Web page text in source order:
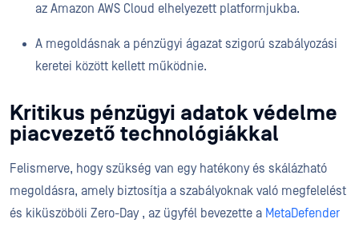
az Amazon AWS Cloud elhelyezett platformjukba.
A megoldásnak a pénzügyi ágazat szigorú szabályozási
keretei között kellett működnie.
Kritikus pénzügyi adatok védelme
piacvezető technológiákkal
Felismerve, hogy szükség van egy hatékony és skálázható
megoldásra, amely biztosítja a szabályoknak való megfelelést
és kiküszöböli Zero-Day , az ügyfél bevezette a MetaDefender